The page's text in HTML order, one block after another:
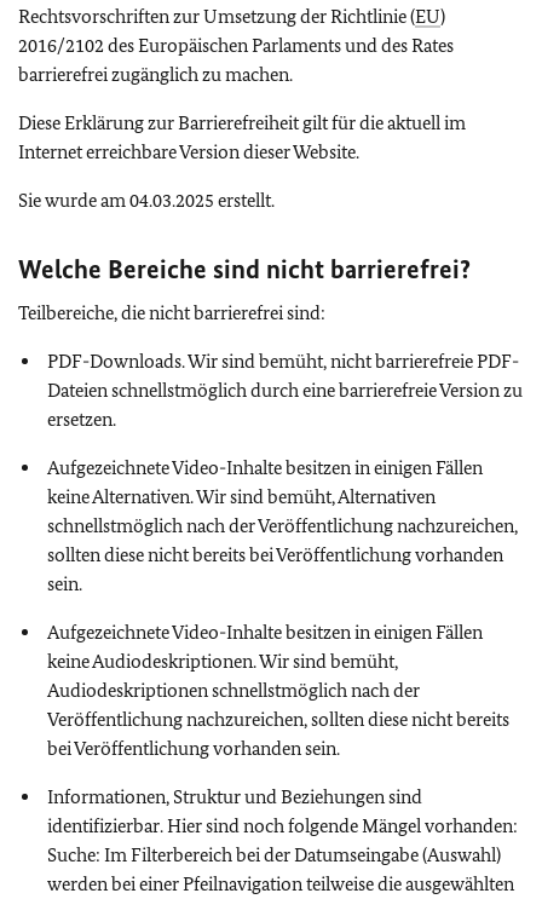
Rechtsvorschriften zur Umsetzung der Richtlinie (EU)
2016/2102 des Europäischen Parlaments und des Rates
barrierefrei zugänglich zu machen.
Diese Erklärung zur Barrierefreiheit gilt für die aktuell im
Internet erreichbare Version dieser Website.
Sie wurde am 04.03.2025 erstellt.
Welche Bereiche sind nicht barrierefrei?
Teilbereiche, die nicht barrierefrei sind:
PDF-Downloads. Wir sind bemüht, nicht barrierefreie PDF-
Dateien schnellstmöglich durch eine barrierefreie Version zu
ersetzen.
Aufgezeichnete Video-Inhalte besitzen in einigen Fällen
keine Alternativen. Wir sind bemüht, Alternativen
schnellstmöglich nach der Veröffentlichung nachzureichen,
sollten diese nicht bereits bei Veröffentlichung vorhanden
sein.
Aufgezeichnete Video-Inhalte besitzen in einigen Fällen
keine Audiodeskriptionen. Wir sind bemüht,
Audiodeskriptionen schnellstmöglich nach der
Veröffentlichung nachzureichen, sollten diese nicht bereits
bei Veröffentlichung vorhanden sein.
Informationen, Struktur und Beziehungen sind
identifizierbar. Hier sind noch folgende Mängel vorhanden:
Suche: Im Filterbereich bei der Datumseingabe (Auswahl)
werden bei einer Pfeilnavigation teilweise die ausgewählten